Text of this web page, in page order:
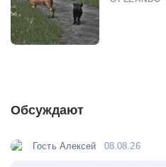
Обсуждают
Гость Алексей 08.08.26